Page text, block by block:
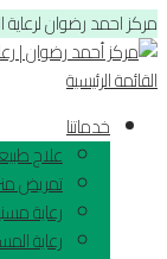
مركز احمد رضوان لرعاية
القائمة الرئيسية
خدماتنا
علاج
تمريض
رعاية
رعاية